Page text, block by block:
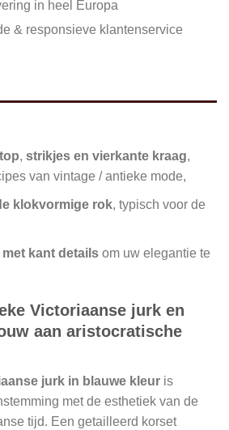
in heel Europa
& responsieve klantenservice
, strikjes en vierkante kraag,
van vintage / antieke mode,
klokvormige rok, typisch voor de
kant details om uw elegantie te
Victoriaanse jurk en
aan aristocratische
jurk in blauwe kleur is
met de esthetiek van de
tijd. Een getailleerd korset